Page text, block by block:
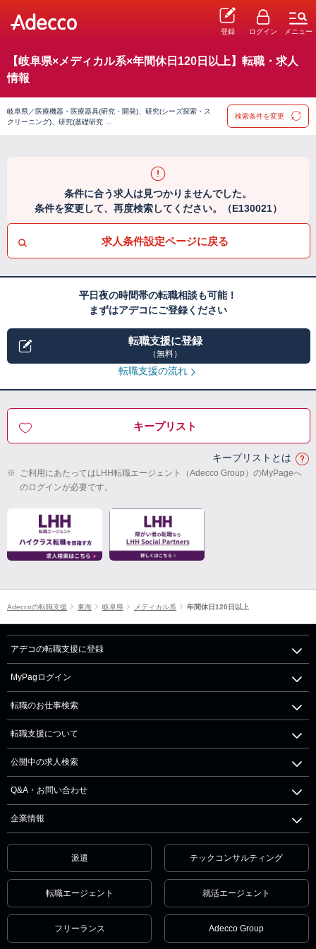
登録 ログイン メニュー
【岐阜県×メディカル系×年間休日120日以上】転職・求人
情報
岐阜県／医療機器・医療器具(研究・開発)、研究(シーズ探索・ス
クリーニング)、研究(基礎研究 …
検索条件を変更
条件に合う求人は見つかりませんでした。
条件を変更して、再度検索してください。（E130021）
求人条件設定ページに戻る
平日夜の時間帯の転職相談も可能！
まずはアデコにご登録ください
転職支援に登録
（無料）
転職支援の流れ
キープリスト
キープリストとは
※ ご利用にあたってはLHH転職エージェント（Adecco Group）のMyPageへ
のログインが必要です。
Adeccoの転職支援 東海 岐阜県 メディカル系 年間休日120日以上
アデコの転職支援に登録
MyPagログイン
転職のお仕事検索
転職支援について
公開中の求人検索
Q&A・お問い合わせ
企業情報
派遣 テックコンサルティング
転職エージェント 就活エージェント
フリーランス Adecco Group